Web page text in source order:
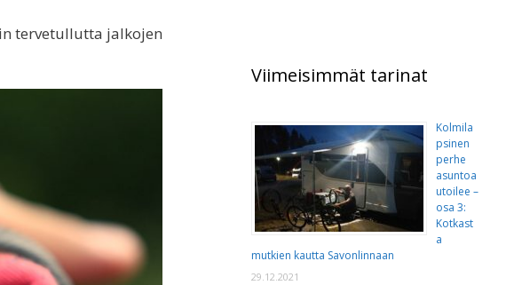
tervetullutta jalkojen
Viimeisimmät tarinat
Kolmila
psinen
perhe
asuntoa
utoilee –
osa 3:
Kotkast
a
mutkien kautta Savonlinnaan
29.12.2021